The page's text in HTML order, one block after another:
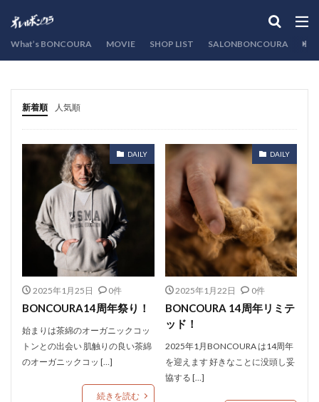
What’s BONCOURA MOVIE SHOP LIST SALONBONCOURA
新着順 人気順
DAILY
2025年1月25日 0件
BONCOURA14周年祭り！
始まりは茶綿のオーガニックコッ
トンとの出会い 肌触りの良い茶綿
のオーガニックコッ […]
続きを読む
DAILY
2025年1月22日 0件
BONCOURA 14周年リミテ
ッド！
2025年1月BONCOURA は14周年
を迎えます 好きなことに没頭し妥
協する […]
カテゴリー
検索